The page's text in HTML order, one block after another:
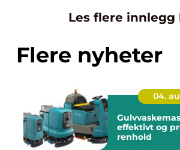
Les flere innlegg
Flere nyheter
04.
effektivt og
renhold